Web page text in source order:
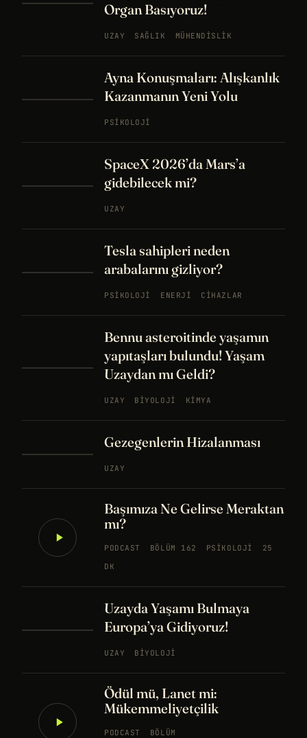
Organ Basıyoruz!
UZAY SAĞLIK MÜHENDISLIK
Ayna Konuşmaları: Alışkanlık
Kazanmanın Yeni Yolu
PSIKOLOJI
SpaceX 2026’da Mars’a
gidebilecek mi?
UZAY
Tesla sahipleri neden
arabalarını gizliyor?
PSIKOLOJI ENERJI CIHAZLAR
Bennu asteroitinde yaşamın
yapıtaşları bulundu! Yaşam
Uzaydan mı Geldi?
UZAY BIYOLOJI KIMYA
Gezegenlerin Hizalanması
UZAY
Başımıza Ne Gelirse Meraktan
mı?
PODCAST BÖLÜM 162 PSIKOLOJI
25
DK
Uzayda Yaşamı Bulmaya
Europa’ya Gidiyoruz!
UZAY BIYOLOJI
Ödül mü, Lanet mi:
Mükemmeliyetçilik
PODCAST
BÖLÜM